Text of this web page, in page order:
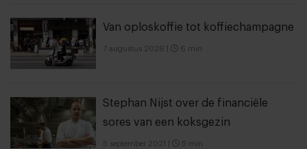
Van oploskoffie tot koffiechampagne
7 augustus 2026 6 min
Stephan Nijst over de financiële
sores van een koksgezin
5 september 2021 5 min